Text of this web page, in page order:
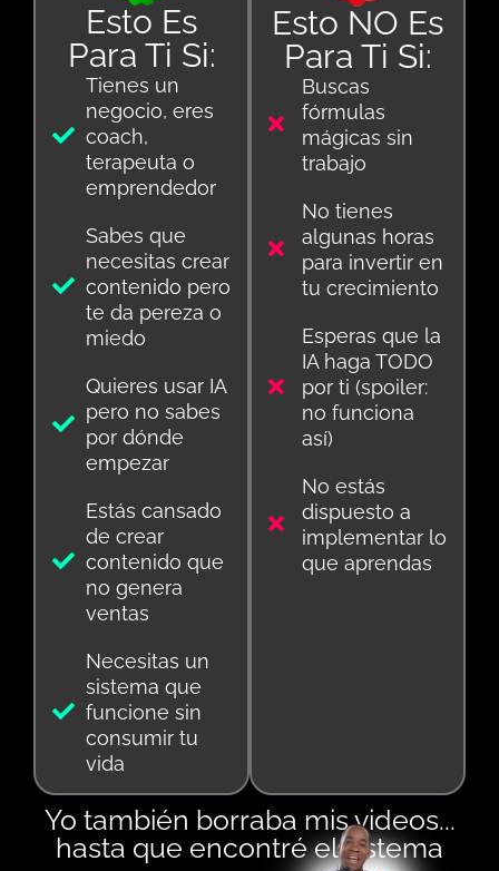
Esto Es
Para Ti Si:
Tienes un
negocio, eres
coach,
terapeuta o
emprendedor
Sabes que
necesitas crear
contenido pero
te da pereza o
miedo
Quieres usar IA
pero no sabes
por dónde
empezar
Estás cansado
de crear
contenido que
no genera
ventas
Necesitas un
sistema que
funcione sin
consumir tu
vida
Esto NO Es
Para Ti Si:
Buscas
fórmulas
mágicas sin
trabajo
No tienes
algunas horas
para invertir en
tu crecimiento
Esperas que la
IA haga TODO
por ti (spoiler:
no funciona
así)
No estás
dispuesto a
implementar lo
que aprendas
Yo también borraba mis videos...
hasta que encontré el sistema